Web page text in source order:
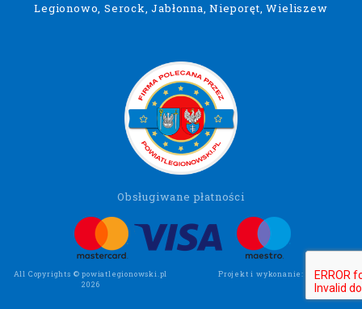
Legionowo, Serock, Jabłonna, Nieporęt, Wieliszew
Obsługiwane płatności
All Copyrights © powiatlegionowski.pl
2026
Projekt i wykonanie: Wee Click